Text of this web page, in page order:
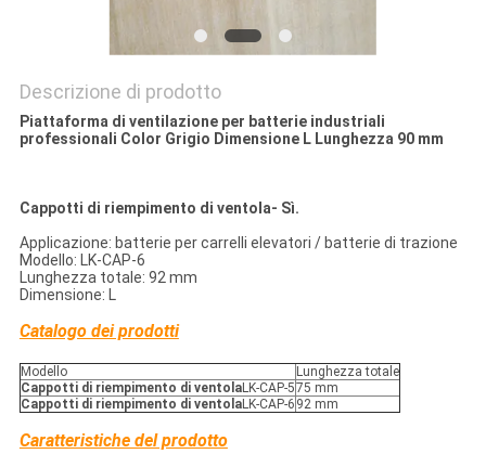
Descrizione di prodotto
Piattaforma di ventilazione per batterie industriali
professionali Color Grigio Dimensione L Lunghezza 90 mm
Cappotti di riempimento di ventola- Sì.
Applicazione: batterie per carrelli elevatori / batterie di trazione
Modello: LK-CAP-6
Lunghezza totale: 92 mm
Dimensione: L
Catalogo dei prodotti
Modello
Lunghezza totale
Cappotti di riempimento di ventolaLK-CAP-575 mm
Cappotti di riempimento di ventolaLK-CAP-6 92 mm
Caratteristiche del prodotto